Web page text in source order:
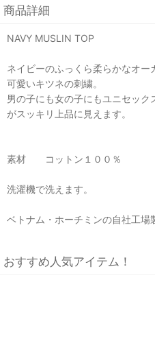
商品詳細
NAVY MUSLIN TOP
ネイビーのふっくら柔らかなオ
可愛いキツネの刺繍。
男の子にも女の子にもユニセッ
がスッキリ上品に見えます。
素材 コットン１００％
洗濯機で洗えます。
ベトナム・ホーチミンの自社工場
おすすめ人気アイテム！